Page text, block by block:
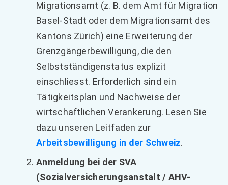
Migrationsamt (z. B. dem Amt für Migration
Basel-Stadt oder dem Migrationsamt des
Kantons Zürich) eine Erweiterung der
Grenzgängerbewilligung, die den
Selbstständigenstatus explizit
einschliesst. Erforderlich sind ein
Tätigkeitsplan und Nachweise der
wirtschaftlichen Verankerung. Lesen Sie
dazu unseren Leitfaden zur
Arbeitsbewilligung in der Schweiz.
Anmeldung bei der SVA
(Sozialversicherungsanstalt / AHV-